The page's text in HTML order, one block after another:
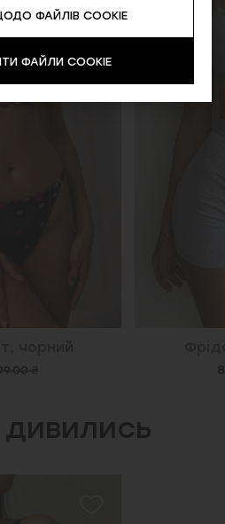
1,199.00 ₴
ФАЙЛІВ COOKIE
ФАЙЛИ COOKIE